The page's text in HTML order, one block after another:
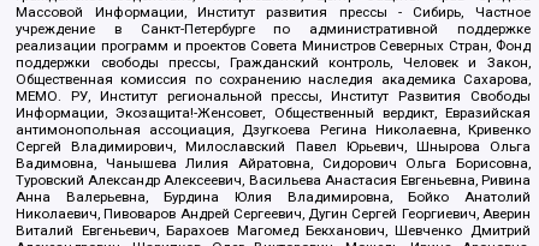
Массовой Информации, Институт развития прессы - Сибирь, Частное
учреждение в Санкт-Петербурге по административной поддержке
реализации программ и проектов Совета Министров Северных Стран, Фонд
поддержки свободы прессы, Гражданский контроль, Человек и Закон,
Общественная комиссия по сохранению наследия академика Сахарова,
МЕМО. РУ, Институт региональной прессы, Институт Развития Свободы
Информации, Экозащита!-Женсовет, Общественный вердикт, Евразийская
антимонопольная ассоциация, Дзугкоева Регина Николаевна, Кривенко
Сергей Владимирович, Милославский Павел Юрьевич, Шнырова Ольга
Вадимовна, Чанышева Лилия Айратовна, Сидорович Ольга Борисовна,
Туровский Александр Алексеевич, Васильева Анастасия Евгеньевна, Ривина
Анна Валерьевна, Бурдина Юлия Владимировна, Бойко Анатолий
Николаевич, Пивоваров Андрей Сергеевич, Дугин Сергей Георгиевич, Аверин
Виталий Евгеньевич, Барахоев Магомед Бекханович, Шевченко Дмитрий